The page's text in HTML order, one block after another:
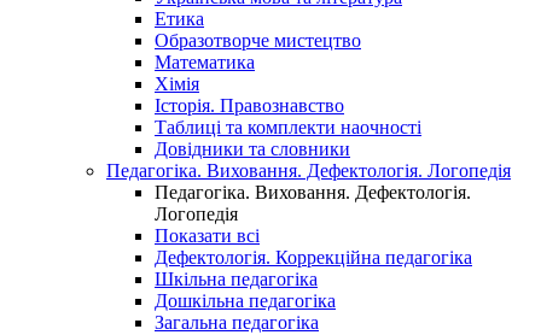
Етика
Образотворче мистецтво
Математика
Хімія
Історія. Правознавство
Таблиці та комплекти наочності
Довідники та словники
Педагогіка. Виховання. Дефектологія. Логопедія
Педагогіка. Виховання. Дефектологія.
Логопедія
Показати всі
Дефектологія. Коррекційна педагогіка
Шкільна педагогіка
Дошкільна педагогіка
Загальна педагогіка